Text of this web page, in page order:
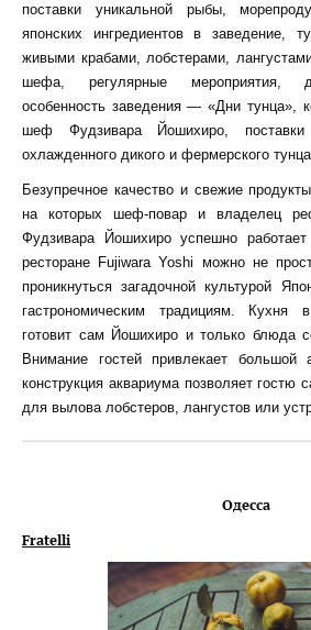
поставки уникальной рыбы,
японских ингредиентов в заведение,
живыми крабами, лобстерами,
шефа, регулярные мероприятия,
особенность заведения — «Дни тунца»,
шеф Фудзивара Йошихиро, поставки
охлажденного дикого и фермерского
Безупречное качество и свежие
на которых шеф-повар и владелец
Фудзивара Йошихиро успешно
ресторане Fujiwara Yoshi можно не
проникнуться загадочной культурой
гастрономическим традициям. Кухня
готовит сам Йошихиро и только блюда
Внимание гостей привлекает большой
конструкция аквариума позволяет гостю
для вылова лобстеров, лангустов или
Одесса
Fratelli